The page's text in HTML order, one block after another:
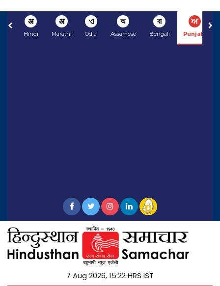
अ
Hindi
अ
Marathi
ଏ
Odia
অ
Assamese
বা
Bengali
ਅ
Punjabi
7 Aug 2026, 15:22 HRS IST